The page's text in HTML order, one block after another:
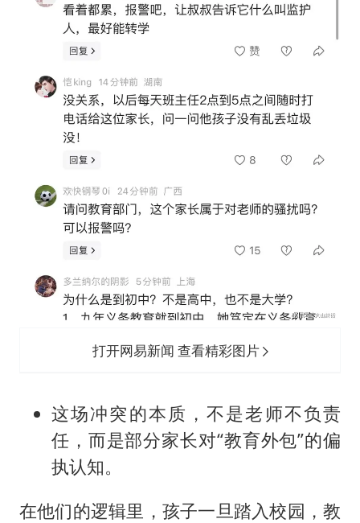
打开网易新闻 查看精彩图片
这场冲突的本质，不是老师不负责
任，而是部分家长对“教育外包”的偏
执认知。
在他们的逻辑里，孩子一旦踏入校园，教